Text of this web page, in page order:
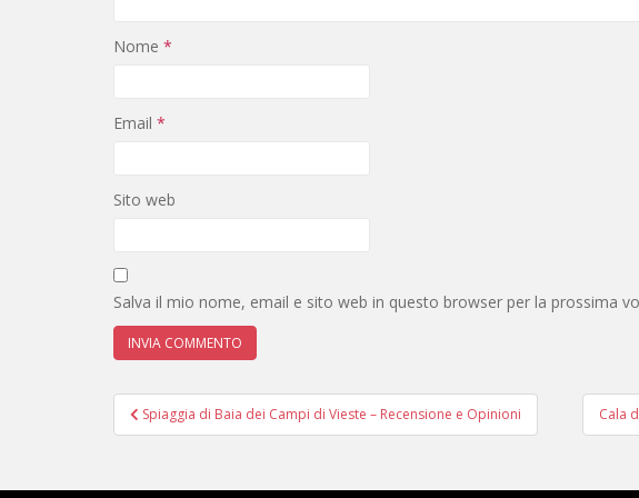
Nome *
Email *
Sito web
Salva il mio nome, email e sito web in questo browser per la prossima
Navigazione
articoli
Spiaggia di Baia dei Campi di Vieste – Recensione e Opinioni Cala